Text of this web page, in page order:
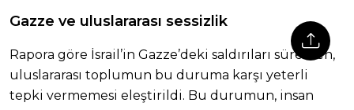
Gazze ve uluslararası sessizlik
Rapora göre İsrail’in Gazze’deki saldırıları sürerken,
uluslararası toplumun bu duruma karşı yeterli
tepki vermemesi eleştirildi. Bu durumun, insan